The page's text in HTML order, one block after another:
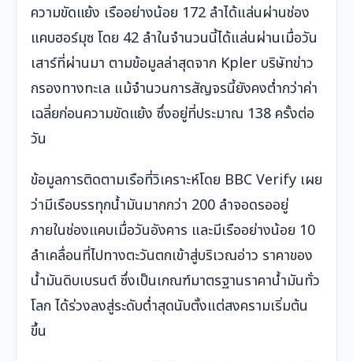
ความขัดแย้ง เรืออย่างน้อย 172 ลำได้แล่นผ่านช่อง
แคบฮอร์มุซ โดย 42 ลำในจำนวนนี้ได้แล่นผ่านเมื่อวัน
เสาร์ที่ผ่านมา ตามข้อมูลล่าสุดจาก Kpler บริษัทข่าว
กรองทางทะเล แม้จำนวนการสัญจรนี้ยังคงต่ำกว่าค่า
เฉลี่ยก่อนความขัดแย้ง ซึ่งอยู่ที่ประมาณ 138 ครั้งต่อ
วัน
ข้อมูลการติดตามเรือที่วิเคราะห์โดย BBC Verify เผย
ว่ามีเรือบรรทุกน้ำมันมากกว่า 200 ลำจอดรออยู่
ภายในช่องแคบเมื่อวันอังคาร และมีเรืออย่างน้อย 10
ลำเคลื่อนที่ไปทางตะวันตกเข้าสู่บริเวณอ่าว ราคาของ
น้ำมันดิบเบรนต์ ซึ่งเป็นเกณฑ์มาตรฐานราคาน้ำมันทั่ว
โลก ได้ร่วงลงสู่ระดับต่ำสุดนับตั้งแต่สงครามเริ่มต้น
ขึ้น